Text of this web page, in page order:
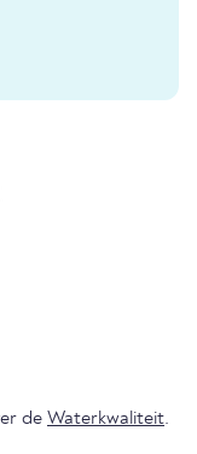
de Waterkwaliteit.